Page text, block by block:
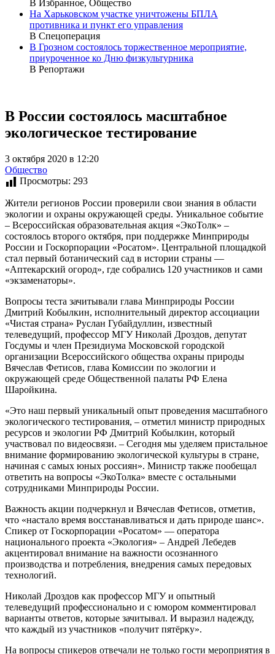
В Избранное, Общество
На Харьковском участке уничтожены БПЛА
противника и пункт его управления
В Спецоперация
В Грозном состоялось торжественное мероприятие,
приуроченное ко Дню физкультурника
В Репортажи
В России состоялось масштабное
экологическое тестирование
3 октября 2020 в 12:20
Общество
Просмотры: 293
Жители регионов России проверили свои знания в области
экологии и охраны окружающей среды. Уникальное событие
– Всероссийская образовательная акция «ЭкоТолк» –
состоялось второго октября, при поддержке Минприроды
России и Госкорпорации «Росатом». Центральной площадкой
стал первый ботанический сад в истории страны —
«Аптекарский огород», где собрались 120 участников и сами
«экзаменаторы».
Вопросы теста зачитывали глава Минприроды России
Дмитрий Кобылкин, исполнительный директор ассоциации
«Чистая страна» Руслан Губайдуллин, известный
телеведущий, профессор МГУ Николай Дроздов, депутат
Госдумы и член Президиума Московской городской
организации Всероссийского общества охраны природы
Вячеслав Фетисов, глава Комиссии по экологии и
окружающей среде Общественной палаты РФ Елена
Шаройкина.
«Это наш первый уникальный опыт проведения масштабного
экологического тестирования, – отметил министр природных
ресурсов и экологии РФ Дмитрий Кобылкин, который
участвовал по видеосвязи. – Сегодня мы уделяем пристальное
внимание формированию экологической культуры в стране,
начиная с самых юных россиян». Министр также пообещал
ответить на вопросы «ЭкоТолка» вместе с остальными
сотрудниками Минприроды России.
Важность акции подчеркнул и Вячеслав Фетисов, отметив,
что «настало время восстанавливаться и дать природе шанс».
Спикер от Госкорпорации «Росатом» — оператора
национального проекта «Экология» – Андрей Лебедев
акцентировал внимание на важности осознанного
производства и потребления, внедрения самых передовых
технологий.
Николай Дроздов как профессор МГУ и опытный
телеведущий профессионально и с юмором комментировал
варианты ответов, которые зачитывал. И выразил надежду,
что каждый из участников «получит пятёрку».
На вопросы спикеров отвечали не только гости мероприятия в